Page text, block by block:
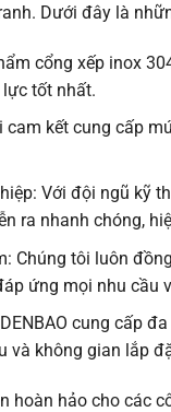
Dưới đây là
cổng xếp inox
tốt nhất.
cam kết cung cấp
Với đội ngũ kỹ
ra nhanh chóng,
Chúng tôi luôn
ứng mọi nhu cầu
cung cấp
và không gian lắp
hoàn hảo cho các